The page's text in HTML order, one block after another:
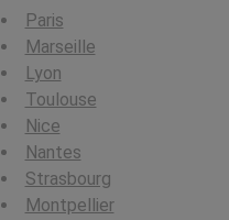
Paris
Marseille
Lyon
Toulouse
Nice
Nantes
Strasbourg
Montpellier